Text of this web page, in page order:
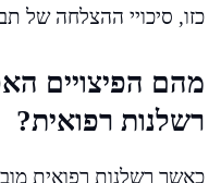
כזו, סיכויי ההצלחה של
מהם הפיצויים
רשלנות רפואית?
כאשר רשלנות רפואית